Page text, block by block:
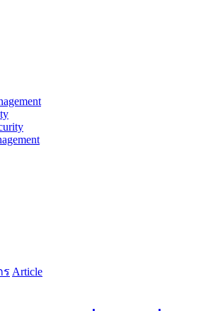
Article